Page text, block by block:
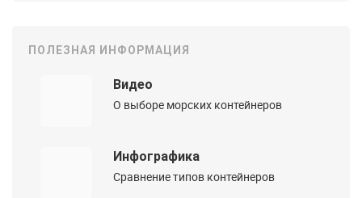
ПОЛЕЗНАЯ ИНФОРМАЦИЯ
Видео
О выборе морских контейнеров
Инфографика
Сравнение типов контейнеров